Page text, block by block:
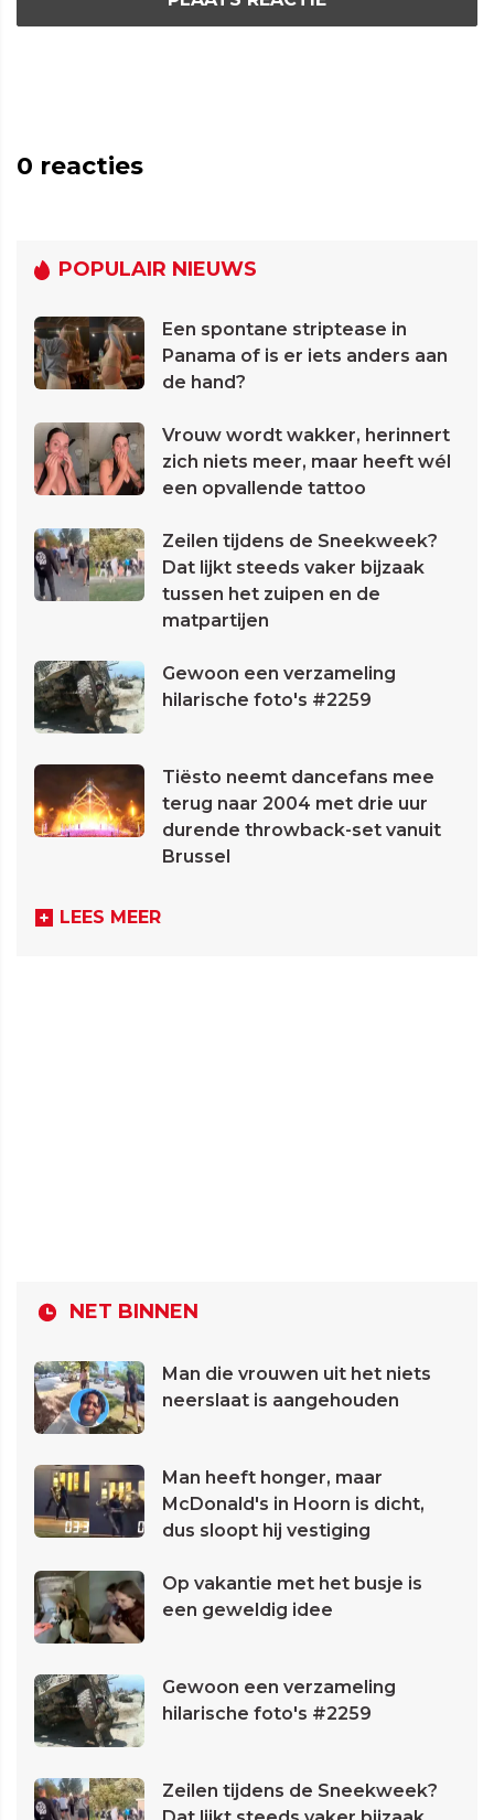
0 reacties
POPULAIR NIEUWS
Een spontane striptease in
Panama of is er iets anders aan
de hand?
Vrouw wordt wakker, herinnert
zich niets meer, maar heeft wél
een opvallende tattoo
Zeilen tijdens de Sneekweek?
Dat lijkt steeds vaker bijzaak
tussen het zuipen en de
matpartijen
Gewoon een verzameling
hilarische foto's #2259
Tiësto neemt dancefans mee
terug naar 2004 met drie uur
durende throwback-set vanuit
Brussel
LEES MEER
NET BINNEN
Man die vrouwen uit het niets
neerslaat is aangehouden
Man heeft honger, maar
McDonald's in Hoorn is dicht,
dus sloopt hij vestiging
Op vakantie met het busje is
een geweldig idee
Gewoon een verzameling
hilarische foto's #2259
Zeilen tijdens de Sneekweek?